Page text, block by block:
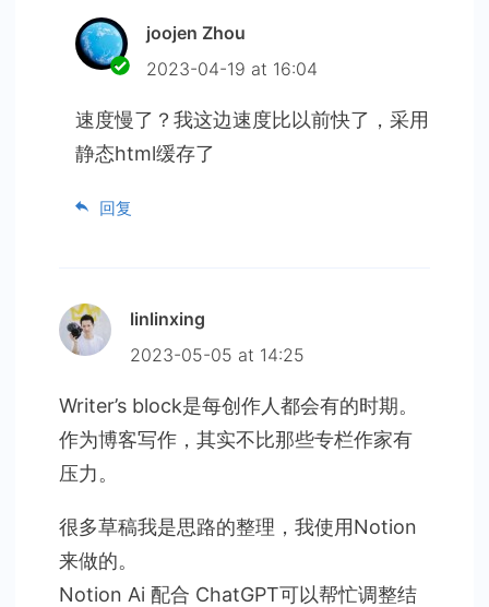
joojen Zhou
2023-04-19 at 16:04
速度慢了？我这边速度比以前快了，采用
静态html缓存了
回复
linlinxing
2023-05-05 at 14:25
Writer’s block是每创作人都会有的时期。
作为博客写作，其实不比那些专栏作家有
压力。
很多草稿我是思路的整理，我使用Notion
来做的。
Notion Ai 配合 ChatGPT可以帮忙调整结